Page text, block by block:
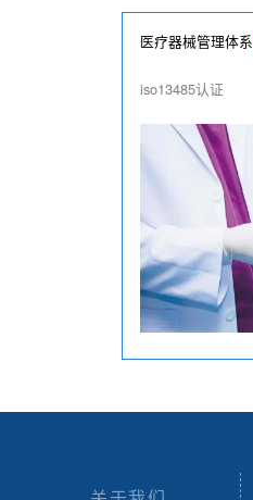
医疗器械管理体系
iso13485认证